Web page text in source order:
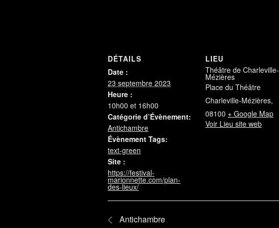
DÉTAILS
Date :
23 septembre 2023
Heure :
10h00 et 16h00
Catégorie d’Évènement:
Antichambre
Évènement Tags:
text-green
Site :
https://festival-
marionnette.com/plan-
des-lieux/
LIEU
Théâtre de Charleville-
Mézières
Place du Théâtre
Charleville-Mézières,
08100 + Google Map
Voir Lieu site web
Antichambre